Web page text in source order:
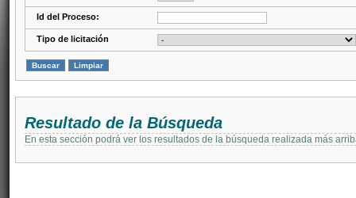
Id del Proceso:
Tipo de licitación
Resultado de la Búsqueda
En esta sección podrá ver los resultados de la búsqueda realizada más